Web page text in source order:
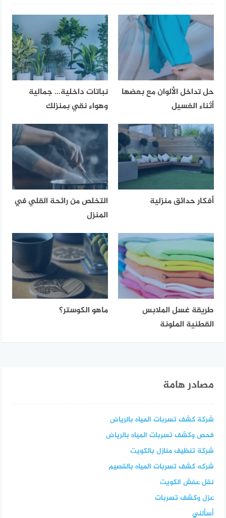
حل تداخل الألوان مع بعضها
أثناء الغسيل
نباتات داخلية… جمالية
وهواء نقي بمنزلك
أفكار حدائق منزلية
التخلص من رائحة القلي في
المنزل
طريقة غسل الملابس
القطنية الملونة
ماهو الكوستر؟
مصادر هامة
شركة كشف تسربات المياه بالرياض
فحص وكشف تسربات المياه بالرياض
شركة تنظيف منازل بالكويت
شركه كشف تسربات المياه بالقصيم
نقل عفش الكويت
عزل وكشف تسربات
أسألني